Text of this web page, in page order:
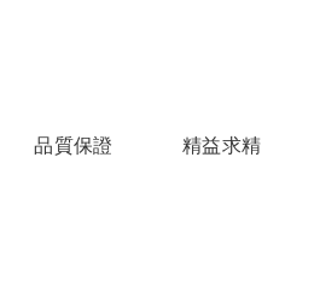
品質保證 精益求精